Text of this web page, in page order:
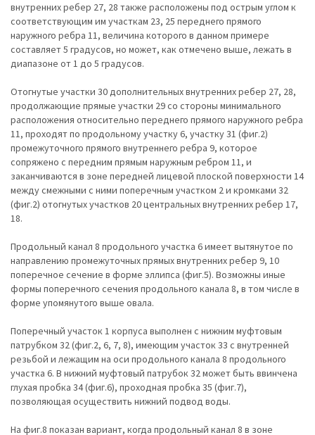
внутренних ребер 27, 28 также расположены под острым углом к
соответствующим им участкам 23, 25 переднего прямого
наружного ребра 11, величина которого в данном примере
составляет 5 градусов, но может, как отмечено выше, лежать в
диапазоне от 1 до 5 градусов.
Отогнутые участки 30 дополнительных внутренних ребер 27, 28,
продолжающие прямые участки 29 со стороны минимального
расположения относительно переднего прямого наружного ребра
11, проходят по продольному участку 6, участку 31 (фиг.2)
промежуточного прямого внутреннего ребра 9, которое
сопряжено с передним прямым наружным ребром 11, и
заканчиваются в зоне передней лицевой плоской поверхности 14
между смежными с ними поперечным участком 2 и кромками 32
(фиг.2) отогнутых участков 20 центральных внутренних ребер 17,
18.
Продольный канал 8 продольного участка 6 имеет вытянутое по
направлению промежуточных прямых внутренних ребер 9, 10
поперечное сечение в форме эллипса (фиг.5). Возможны иные
формы поперечного сечения продольного канала 8, в том числе в
форме упомянутого выше овала.
Поперечный участок 1 корпуса выполнен с нижним муфтовым
патрубком 32 (фиг.2, 6, 7, 8), имеющим участок 33 с внутренней
резьбой и лежащим на оси продольного канала 8 продольного
участка 6. В нижний муфтовый патрубок 32 может быть ввинчена
глухая пробка 34 (фиг.6), проходная пробка 35 (фиг.7),
позволяющая осуществить нижний подвод воды.
На фиг.8 показан вариант, когда продольный канал 8 в зоне